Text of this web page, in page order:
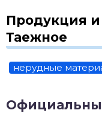
Продукция
Таежное
нерудные